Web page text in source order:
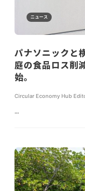
ニュース
パナソニックと
庭の食品ロス削
始。
Circular Economy Hub
...